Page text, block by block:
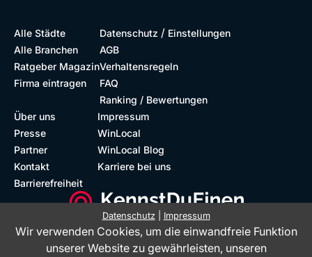
Alle Städte
Alle Branchen
Ratgeber Magazin
Firma eintragen
Datenschutz / Einstellungen
AGB
Verhaltensregeln
FAQ
Ranking / Bewertungen
Über uns
Presse
Partner
Kontakt
Barrierefreiheit
Impressum
WinLocal
WinLocal Blog
Karriere bei uns
Datenschutz| Impressum
Wir verwenden Cookies, um die einwandfreie Funktion
unserer Website zu gewährleisten, unseren